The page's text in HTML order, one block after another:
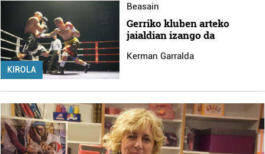
KIROLA
Beasain
Gerriko kluben arteko
jaialdian izango da
Kerman Garralda